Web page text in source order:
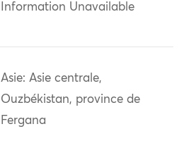
Information Unavailable
Asie: Asie centrale,
Ouzbékistan, province de
Fergana